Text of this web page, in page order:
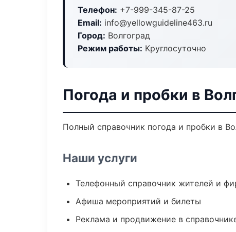
Телефон: +7-999-345-87-25
Email: info@yellowguideline463.ru
Город: Волгоград
Режим работы: Круглосуточно
Погода и пробки в
Полный справочник погода и пробки в
Наши услуги
Телефонный справочник жителей и
Афиша мероприятий и билеты
Реклама и продвижение в